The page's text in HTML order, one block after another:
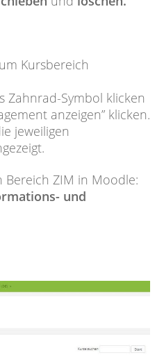
Kursbereich
Zahnrad-Symbol klicken
anzeigen” klicken.
jeweiligen
Bereich ZIM in Moodle:
und